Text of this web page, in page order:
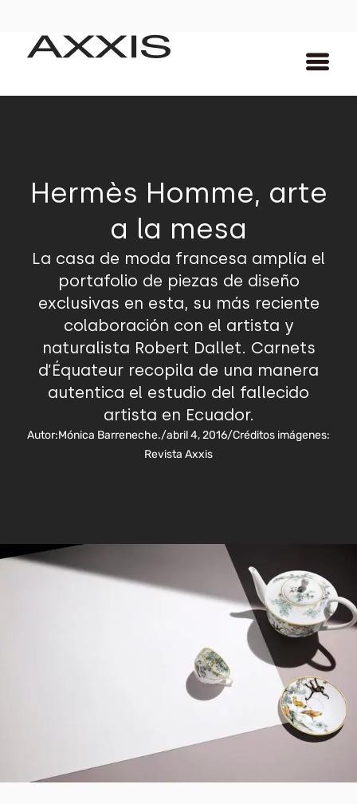
Hermès Homme, arte
a la mesa
La casa de moda francesa amplía el
portafolio de piezas de diseño
exclusivas en esta, su más reciente
colaboración con el artista y
naturalista Robert Dallet. Carnets
d’Équateur recopila de una manera
autentica el estudio del fallecido
artista en Ecuador.
Autor:Mónica Barreneche./abril 4, 2016/Créditos imágenes:
Revista Axxis